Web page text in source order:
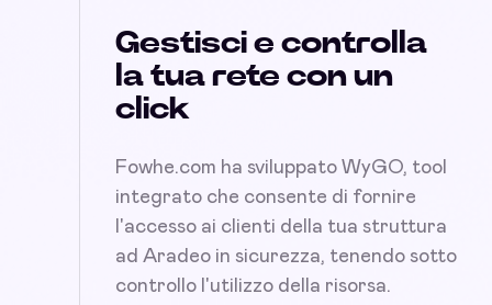
Gestisci e controlla
la tua rete con un
click
Fowhe.com ha sviluppato WyGO, tool
integrato che consente di fornire
l'accesso ai clienti della tua struttura
ad Aradeo in sicurezza, tenendo sotto
controllo l'utilizzo della risorsa.